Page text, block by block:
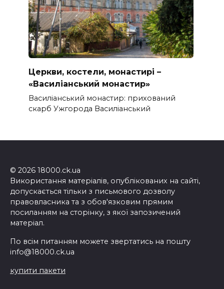
Церкви, костели, монастирі –
«Василіанський монастир»
Василіанський монастир: прихований
скарб Ужгорода Василіанський
© 2026 18000.ck.ua
Використання матеріалів, опублікованих на сайті,
допускається тільки з письмового дозволу
правовласника та з обов'язковим прямим
посиланням на сторінку, з якої запозичений
матеріал.
По всім питанням можете звертатись на пошту
info@18000.ck.ua
купити пакети